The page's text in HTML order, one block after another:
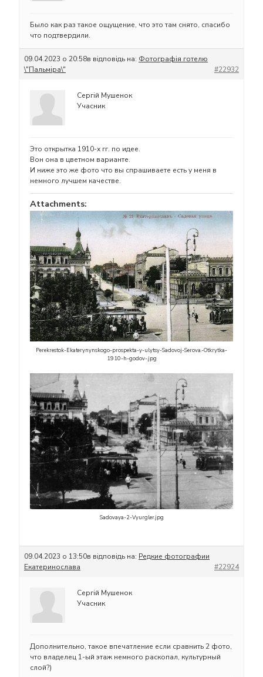
Было как раз такое ощущение, что это там снято, спасибо
что подтвердили.
09.04.2023 о 20:58в відповідь на: Фотографія готелю
\"Пальміра\"
#22932
Сергій Мушенок
Учасник
Это открытка 1910-х гг. по идее.
Вон она в цветном варианте.
И ниже это же фото что вы спрашиваете есть у меня в
немного лучшем качестве.
Attachments:
Perekrestok-Ekaterynynskogo-prospekta-y-ulytsy-Sadovoj-Serova.-Otkrytka-
1910-h-godov-.jpg
Sadovaya-2-Vyurgler.jpg
09.04.2023 о 13:50в відповідь на: Редкие фотографии
Екатеринослава
#22924
Сергій Мушенок
Учасник
Дополнительно, такое впечатление если сравнить 2 фото,
что владелец 1-ый этаж немного раскопал, культурный
слой?)